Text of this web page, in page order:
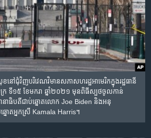
ខនៅជុំវិញបរិវេណវិមានសភាសហរដ្ឋអាមេរិកក្នុងរដ្ឋធានី
រ ទី១៥ ខែមករា ឆ្នាំ២០២១ មុនពិធីស្បថចូលកាន់
ាធិបតីជាប់ឆ្នោតលោក Joe Biden និងអនុ
នោតអ្នកស្រី Kamala Harris។